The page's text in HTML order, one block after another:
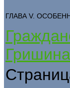
ГЛАВА V.